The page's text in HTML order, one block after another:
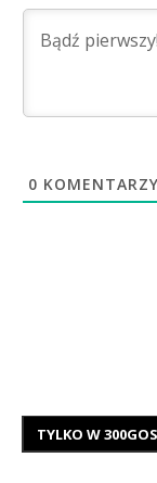
0 KOMENTARZY
TYLKO W